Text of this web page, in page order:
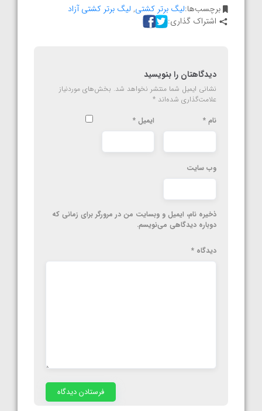
برچسب‌ها:لیگ برتر کشتی, لیگ برتر کشتی آزاد
اشتراک گذاری:
دیدگاهتان را بنویسید
نشانی ایمیل شما منتشر نخواهد شد. بخش‌های موردنیاز
علامت‌گذاری شده‌اند *
نام * ایمیل *
وب‌ سایت
ذخیره نام، ایمیل و وبسایت من در مرورگر برای زمانی که
دوباره دیدگاهی می‌نویسم.
دیدگاه *